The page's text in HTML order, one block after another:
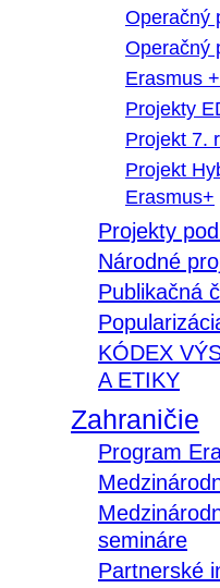
Operačný
Operačný
Erasmus +
Projekty
Projekt 7.
Projekt
Erasmus+
Projekty
Národné
Publikačná
KÓDEX
A ETIKY
Zahraničie
Program
semináre
Partnerské